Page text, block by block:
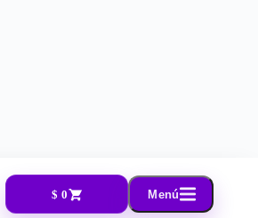
$ 0 Menú